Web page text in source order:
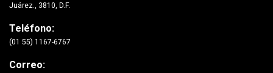
Juárez., 3810, D.F.
Teléfono:
(01 55) 1167-6767
Correo: